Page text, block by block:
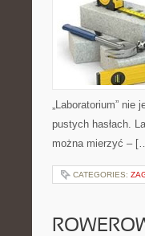
„Laboratorium” nie
pustych hasłach.
można mierzyć –
CATEGORIES: